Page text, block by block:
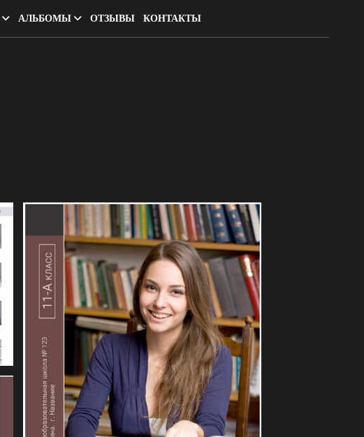
АЛЬБОМЫ ОТЗЫВЫ КОНТАКТЫ